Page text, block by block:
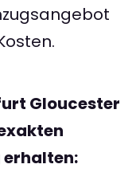
Gloucester